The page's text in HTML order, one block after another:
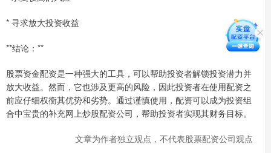
* 寻求放大投资收益
**结论：**
股票资金配资是一种强大的工具，可以帮助投资者解锁投资潜力并
放大收益。然而，它也涉及更高的风险，因此投资者在使用配资之
前应仔细权衡其优势和劣势。通过谨慎使用，配资可以成为投资组
合中宝贵的补充网上炒股配资公司，帮助投资者实现其财务目标。
文章为作者独立观点，不代表股票配资公司观点